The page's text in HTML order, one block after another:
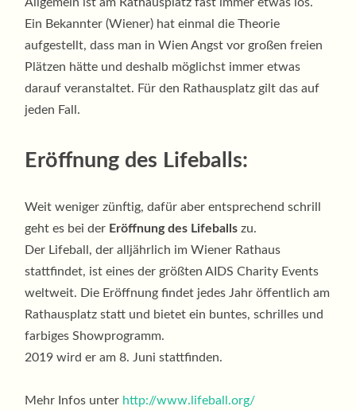
Ein Bekannter (Wiener) hat einmal die Theorie
aufgestellt, dass man in Wien Angst vor großen freien
Plätzen hätte und deshalb möglichst immer etwas
darauf veranstaltet. Für den Rathausplatz gilt das auf
jeden Fall.
Eröffnung des Lifeballs:
Weit weniger zünftig, dafür aber entsprechend schrill
geht es bei der Eröffnung des Lifeballs zu.
Der Lifeball, der alljährlich im Wiener Rathaus
stattfindet, ist eines der größten AIDS Charity Events
weltweit. Die Eröffnung findet jedes Jahr öffentlich am
Rathausplatz statt und bietet ein buntes, schrilles und
farbiges Showprogramm.
2019 wird er am 8. Juni stattfinden.
Mehr Infos unter http://www.lifeball.org/